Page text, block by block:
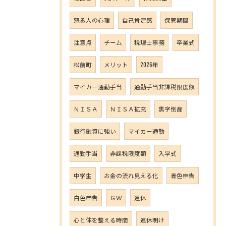
怒る人の心理 自己肯定感 保管期間
注意点 チーム 税理士事務 卒業式
松前町 メリット 2026年
マイカー通勤手当 通勤手当非課税限度額
ＮＩＳＡ ＮＩＳＡ拡充 黒字倒産
銀行融資に強い マイカー通勤
通勤手当 非課税限度額 入学式
中学生 お金の流れ見える化 青色申告
白色申告 ＧＷ 連休
心と体を整える時間 連休明け